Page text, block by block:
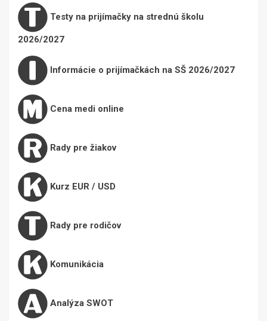
Testy na prijímačky na strednú školu
2026/2027
Informácie o prijímačkách na SŠ 2026/2027
Cena medi online
Rady pre žiakov
Kurz EUR / USD
Rady pre rodičov
Komunikácia
Analýza SWOT